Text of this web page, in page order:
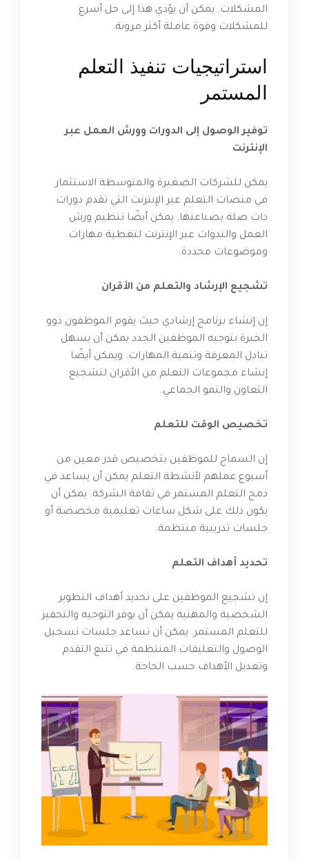
المشكلات. يمكن أن يؤدي هذا إلى حل أسرع
للمشكلات وقوة عاملة أكثر مرونة.
استراتيجيات تنفيذ التعلم
المستمر
توفير الوصول إلى الدورات وورش العمل عبر
الإنترنت
يمكن للشركات الصغيرة والمتوسطة الاستثمار
في منصات التعلم عبر الإنترنت التي تقدم دورات
ذات صلة بصناعتها. يمكن أيضًا تنظيم ورش
العمل والندوات عبر الإنترنت لتغطية مهارات
وموضوعات محددة.
تشجيع الإرشاد والتعلم من الأقران
إن إنشاء برنامج إرشادي حيث يقوم الموظفون ذوو
الخبرة بتوجيه الموظفين الجدد يمكن أن يسهل
تبادل المعرفة وتنمية المهارات. ويمكن أيضًا
إنشاء مجموعات التعلم من الأقران لتشجيع
التعاون والنمو الجماعي.
تخصيص الوقت للتعلم
إن السماح للموظفين بتخصيص قدر معين من
أسبوع عملهم لأنشطة التعلم يمكن أن يساعد في
دمج التعلم المستمر في ثقافة الشركة. يمكن أن
يكون ذلك على شكل ساعات تعليمية مخصصة أو
جلسات تدريبية منتظمة.
تحديد أهداف التعلم
إن تشجيع الموظفين على تحديد أهداف التطوير
الشخصية والمهنية يمكن أن يوفر التوجيه والتحفيز
للتعلم المستمر. يمكن أن تساعد جلسات تسجيل
الوصول والتعليقات المنتظمة في تتبع التقدم
وتعديل الأهداف حسب الحاجة.